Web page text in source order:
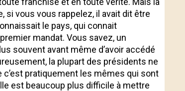
si vous vous rappelez, il avait dit être
le pays, qui connait
mandat. Vous savez, un
souvent avant même d’avoir accédé
la plupart des présidents ne
c’est pratiquement les mêmes qui sont
est beaucoup plus difficile à mettre